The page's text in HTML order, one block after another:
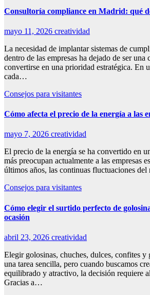
Consultoría compliance en Madrid: qué
mayo 11, 2026 creatividad
La necesidad de implantar sistemas de
dentro de las empresas ha dejado de ser una
convertirse en una prioridad estratégica. En
cada…
Consejos para visitantes
Cómo afecta el precio de la energía a las
mayo 7, 2026 creatividad
El precio de la energía se ha convertido en
más preocupan actualmente a las empresas
últimos años, las continuas fluctuaciones
Consejos para visitantes
Cómo elegir el surtido perfecto de
ocasión
abril 23, 2026 creatividad
Elegir golosinas, chuches, dulces, confites y
una tarea sencilla, pero cuando buscamos
equilibrado y atractivo, la decisión requiere
Gracias a…